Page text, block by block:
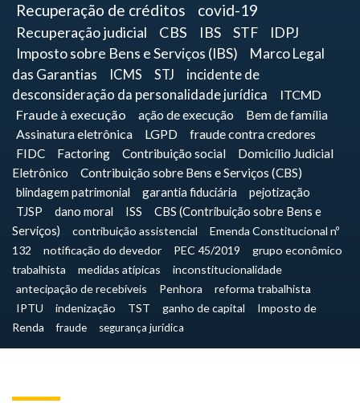
Recuperação de créditos
covid-19
Recuperação judicial CBS IBS STF
IDPJ
Imposto sobre Bens e Serviços (IBS)
Marco Legal
das Garantias
ICMS STJ
incidente de
desconsideração da personalidade jurídica
ITCMD
Fraude à execução
ação de execução
Bem de família
Assinatura eletrônica
LGPD fraude contra credores
FIDC Factoring Contribuição social
Domicílio Judicial
Eletrônico
Contribuição sobre Bens e Serviços (CBS)
blindagem patrimonial
garantia fiduciária
pejotização
TJSP
dano moral ISS
CBS (Contribuição sobre Bens e
Serviços)
contribuição assistencial
Emenda Constitucional nº
132
notificação do devedor PEC 45/2019
grupo econômico
trabalhista
medidas atípicas
inconstitucionalidade
antecipação de recebíveis
Penhora
reforma trabalhista
IPTU
indenização TST ganho de capital
Imposto de
Renda
fraude segurança jurídica